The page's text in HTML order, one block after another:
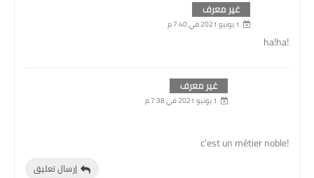
غير معرف
1 يونيو 2021 في 7:40 م
!ha!ha
غير معرف
1 يونيو 2021 في 7:38 م
!c'est un métier noble
إرسال تعليق